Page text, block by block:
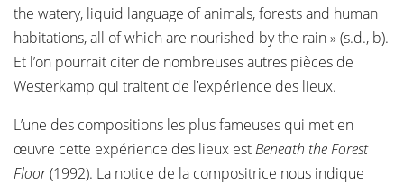
the watery, liquid language of animals, forests and human
habitations, all of which are nourished by the rain » (s.d., b).
Et l’on pourrait citer de nombreuses autres pièces de
Westerkamp qui traitent de l’expérience des lieux.
L’une des compositions les plus fameuses qui met en
œuvre cette expérience des lieux estBeneath the Forest
Floor(1992). La notice de la compositrice nous indique